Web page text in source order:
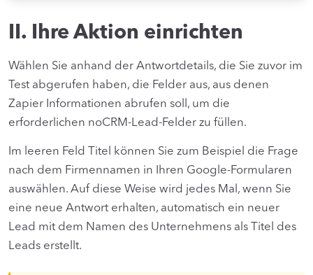
II. Ihre Aktion einrichten
Wählen Sie anhand der Antwortdetails, die Sie zuvor im
Test abgerufen haben, die Felder aus, aus denen
Zapier Informationen abrufen soll, um die
erforderlichen noCRM-Lead-Felder zu füllen.
Im leeren Feld Titel können Sie zum Beispiel die Frage
nach dem Firmennamen in Ihren Google-Formularen
auswählen. Auf diese Weise wird jedes Mal, wenn Sie
eine neue Antwort erhalten, automatisch ein neuer
Lead mit dem Namen des Unternehmens als Titel des
Leads erstellt.